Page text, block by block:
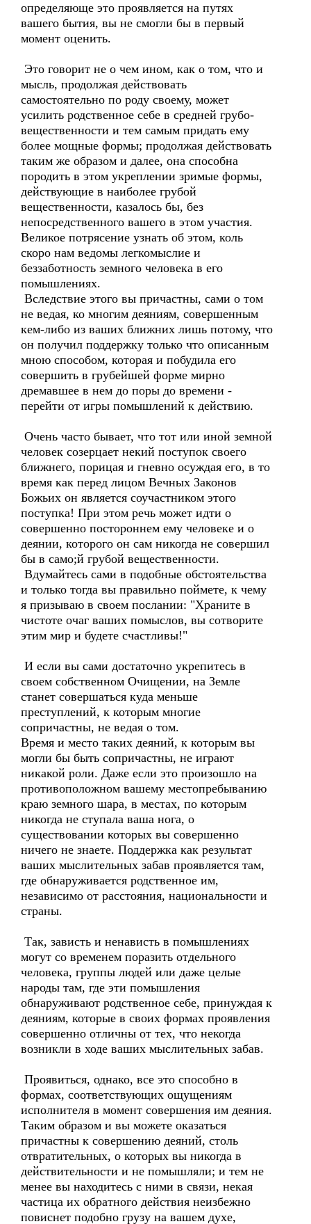
определяюще это проявляется на путях
вашего бытия, вы не смогли бы в первый
момент оценить.
Это говорит не о чем ином, как о том, что и
мысль, продолжая действовать
самостоятельно по роду своему, может
усилить родственное себе в средней грубо-
вещественности и тем самым придать ему
более мощные формы; продолжая действовать
таким же образом и далее, она способна
породить в этом укреплении зримые формы,
действующие в наиболее грубой
вещественности, казалось бы, без
непосредственного вашего в этом участия.
Великое потрясение узнать об этом, коль
скоро нам ведомы легкомыслие и
беззаботность земного человека в его
помышлениях.
Вследствие этого вы причастны, сами о том
не ведая, ко многим деяниям, совершенным
кем-либо из ваших ближних лишь потому, что
он получил поддержку только что описанным
мною способом, которая и побудила его
совершить в грубейшей форме мирно
дремавшее в нем до поры до времени -
перейти от игры помышлений к действию.
Очень часто бывает, что тот или иной земной
человек созерцает некий поступок своего
ближнего, порицая и гневно осуждая его, в то
время как перед лицом Вечных Законов
Божьих он является соучастником этого
поступка! При этом речь может идти о
совершенно постороннем ему человеке и о
деянии, которого он сам никогда не совершил
бы в само;й грубой вещественности.
Вдумайтесь сами в подобные обстоятельства
и только тогда вы правильно поймете, к чему
я призываю в своем послании: "Храните в
чистоте очаг ваших помыслов, вы сотворите
этим мир и будете счастливы!"
И если вы сами достаточно укрепитесь в
своем собственном Очищении, на Земле
станет совершаться куда меньше
преступлений, к которым многие
сопричастны, не ведая о том.
Время и место таких деяний, к которым вы
могли бы быть сопричастны, не играют
никакой роли. Даже если это произошло на
противоположном вашему местопребыванию
краю земного шара, в местах, по которым
никогда не ступала ваша нога, о
существовании которых вы совершенно
ничего не знаете. Поддержка как результат
ваших мыслительных забав проявляется там,
где обнаруживается родственное им,
независимо от расстояния, национальности и
страны.
Так, зависть и ненависть в помышлениях
могут со временем поразить отдельного
человека, группы людей или даже целые
народы там, где эти помышления
обнаруживают родственное себе, принуждая к
деяниям, которые в своих формах проявления
совершенно отличны от тех, что некогда
возникли в ходе ваших мыслительных забав.
Проявиться, однако, все это способно в
формах, соответствующих ощущениям
исполнителя в момент совершения им деяния.
Таким образом и вы можете оказаться
причастны к совершению деяний, столь
отвратительных, о которых вы никогда в
действительности и не помышляли; и тем не
менее вы находитесь с ними в связи, некая
частица их обратного действия неизбежно
повиснет подобно грузу на вашем духе,